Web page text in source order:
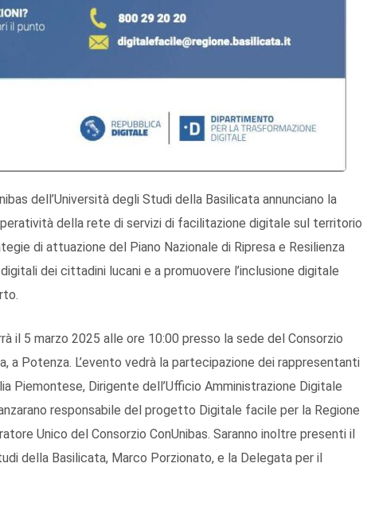
dell’Università degli Studi della Basilicata annunciano la
della rete di servizi di facilitazione digitale sul territorio
di attuazione del Piano Nazionale di Ripresa e Resilienza
dei cittadini lucani e a promuovere l’inclusione digitale
il 5 marzo 2025 alle ore 10:00 presso la sede del Consorzio
a Potenza. L’evento vedrà la partecipazione dei rappresentanti
Piemontese, Dirigente dell’Ufficio Amministrazione Digitale
responsabile del progetto Digitale facile per la Regione
Unico del Consorzio ConUnibas. Saranno inoltre presenti il
della Basilicata, Marco Porzionato, e la Delegata per il